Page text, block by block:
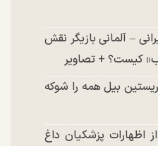
– آلمانی بازیگر نقش
کیست؟ + تصاویر
بیل همه را شوکه
پزشکیان داغ